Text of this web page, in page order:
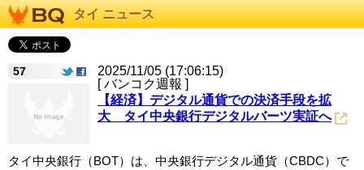
タイ ニュース
57
2025/11/05 (17:06:15)
[ バンコク週報 ]
【経済】デジタル通貨での決済手段を拡
大 タイ中央銀行デジタルバーツ実証へ
タイ中央銀行（BOT）は、中央銀行デジタル通貨（CBDC）で